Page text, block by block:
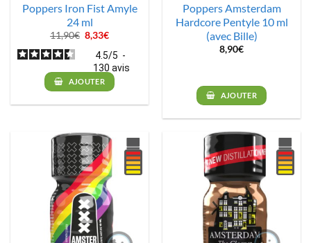
Poppers Iron Fist Amyle
24 ml
11,90€ Le
prix
initial
était :
11,90€.
8,33€Le
actuel
est :
8,33€.
4.5/5 -
130 avis
AJOUTER
Poppers Amsterdam
Hardcore Pentyle 10 ml
(avec Bille)
8,90€
AJOUTER